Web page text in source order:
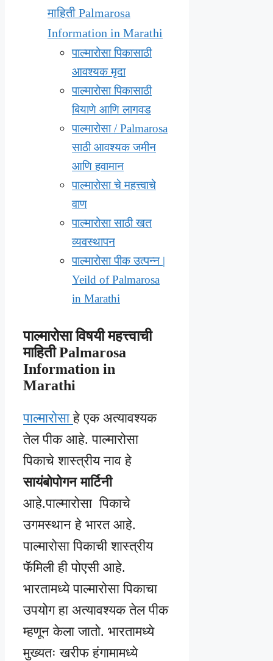
माहिती Palmarosa
Information in Marathi
पाल्मारोसा पिकासाठी
आवश्यक मृदा
पाल्मारोसा पिकासाठी
बियाणे आणि लागवड
पाल्मारोसा / Palmarosa
साठी आवश्यक जमीन
आणि हवामान
पाल्मारोसा चे महत्त्वाचे
वाण
पाल्मारोसा साठी खत
व्यवस्थापन
पाल्मारोसा पीक उत्पन्न |
Yeild of Palmarosa
in Marathi
पाल्मारोसा विषयी महत्त्वाची
माहिती Palmarosa
Information in
Marathi
पाल्मारोसाहे एक अत्यावश्यक
तेल पीक आहे. पाल्मारोसा
पिकाचे शास्त्रीय नाव हे
सायंबोपोगन मार्टिनी
आहे.पाल्मारोसा पिकाचे
उगमस्थान हे भारत आहे.
पाल्मारोसा पिकाची शास्त्रीय
फॅमिली ही पोएसी आहे.
भारतामध्ये पाल्मारोसा पिकाचा
उपयोग हा अत्यावश्यक तेल पीक
म्हणून केला जातो. भारतामध्ये
मुख्यतः खरीफ हंगामामध्ये